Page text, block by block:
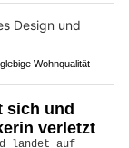
Wohnqualität
sich und
verletzt